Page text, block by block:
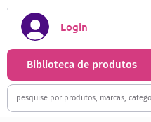
Biblioteca de produtos
Login